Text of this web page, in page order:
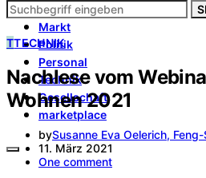
Architektur
Markt
Politik
Personal
Technik
Gesellschaft
marketplace
TTECHNIK
Nachlese vom
Wohnen 2021
bySusanne Eva Oelerich,
11. März 2021
One comment